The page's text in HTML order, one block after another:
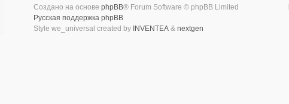
Создано на основе phpBB® Forum Software © phpBB Limited
Русская поддержка phpBB
Style we_universal created by INVENTEA& nextgen